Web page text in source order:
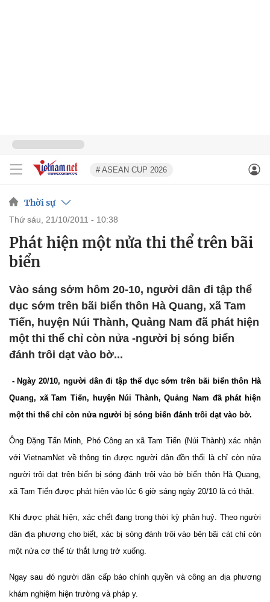
# ASEAN CUP 2026
Thời sự
thứ sáu, 21/10/2011 - 10:38
Phát hiện một nửa thi thể trên bãi
biển
Vào sáng sớm hôm 20-10, người dân đi tập thể
dục sớm trên bãi biển thôn Hà Quang, xã Tam
Tiến, huyện Núi Thành, Quảng Nam đã phát hiện
một thi thể chỉ còn nửa -người bị sóng biển
đánh trôi dạt vào bờ...
- Ngày 20/10, người dân đi tập thể dục sớm trên bãi biển thôn Hà
Quang, xã Tam Tiến, huyện Núi Thành, Quảng Nam đã phát hiện
một thi thể chỉ còn nửa người bị sóng biển đánh trôi dạt vào bờ.
Ông Đặng Tấn Minh, Phó Công an xã Tam Tiến (Núi Thành) xác nhận
với VietnamNet về thông tin được người dân đồn thổi là chỉ còn nửa
người trôi dạt trên biển bị sóng đánh trôi vào bờ biển thôn Hà Quang,
xã Tam Tiến được phát hiện vào lúc 6 giờ sáng ngày 20/10 là có thật.
Khi được phát hiện, xác chết đang trong thời kỳ phân huỷ. Theo người
dân địa phương cho biết, xác bị sóng đánh trôi vào bên bãi cát chỉ còn
một nửa cơ thể từ thắt lưng trở xuống.
Ngay sau đó người dân cấp báo chính quyền và công an địa phương
khám nghiệm hiện trường và pháp y.